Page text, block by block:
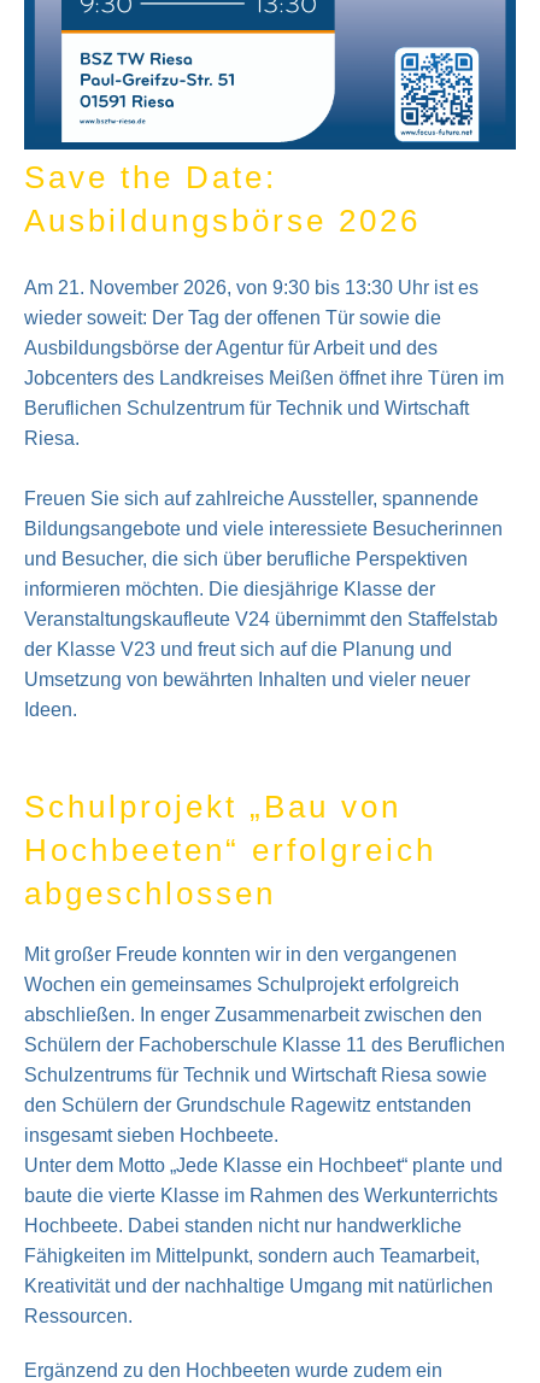
Save the Date:
Ausbildungsbörse 2026
Am 21. November 2026, von 9:30 bis 13:30 Uhr ist es
wieder soweit: Der Tag der offenen Tür sowie die
Ausbildungsbörse der Agentur für Arbeit und des
Jobcenters des Landkreises Meißen öffnet ihre Türen im
Beruflichen Schulzentrum für Technik und Wirtschaft
Riesa.
Freuen Sie sich auf zahlreiche Aussteller, spannende
Bildungsangebote und viele interessiete Besucherinnen
und Besucher, die sich über berufliche Perspektiven
informieren möchten. Die diesjährige Klasse der
Veranstaltungskaufleute V24 übernimmt den Staffelstab
der Klasse V23 und freut sich auf die Planung und
Umsetzung von bewährten Inhalten und vieler neuer
Ideen.
Schulprojekt „Bau von
Hochbeeten“ erfolgreich
abgeschlossen
Mit großer Freude konnten wir in den vergangenen
Wochen ein gemeinsames Schulprojekt erfolgreich
abschließen. In enger Zusammenarbeit zwischen den
Schülern der Fachoberschule Klasse 11 des Beruflichen
Schulzentrums für Technik und Wirtschaft Riesa sowie
den Schülern der Grundschule Ragewitz entstanden
insgesamt sieben Hochbeete.
Unter dem Motto „Jede Klasse ein Hochbeet“ plante und
baute die vierte Klasse im Rahmen des Werkunterrichts
Hochbeete. Dabei standen nicht nur handwerkliche
Fähigkeiten im Mittelpunkt, sondern auch Teamarbeit,
Kreativität und der nachhaltige Umgang mit natürlichen
Ressourcen.
Ergänzend zu den Hochbeeten wurde zudem ein